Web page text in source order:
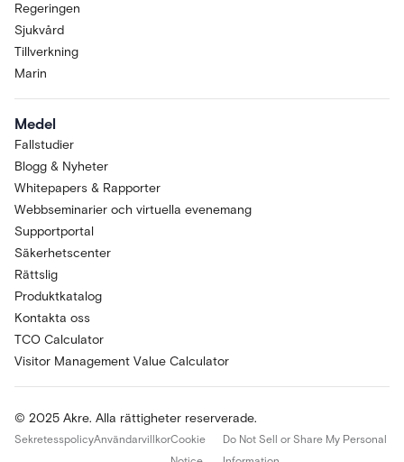
Regeringen
Sjukvård
Tillverkning
Marin
Medel
Fallstudier
Blogg & Nyheter
Whitepapers & Rapporter
Webbseminarier och virtuella evenemang
Supportportal
Säkerhetscenter
Rättslig
Produktkatalog
Kontakta oss
TCO Calculator
Visitor Management Value Calculator
© 2025 Akre. Alla rättigheter reserverade.
SekretesspolicyAnvändarvillkorCookie
Do Not Sell or Share My Personal